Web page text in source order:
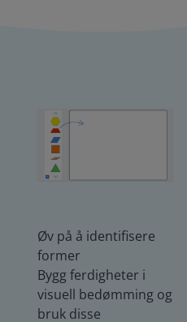
Øv på å identifisere
former
Bygg ferdigheter i
visuell bedømming og
bruk disse